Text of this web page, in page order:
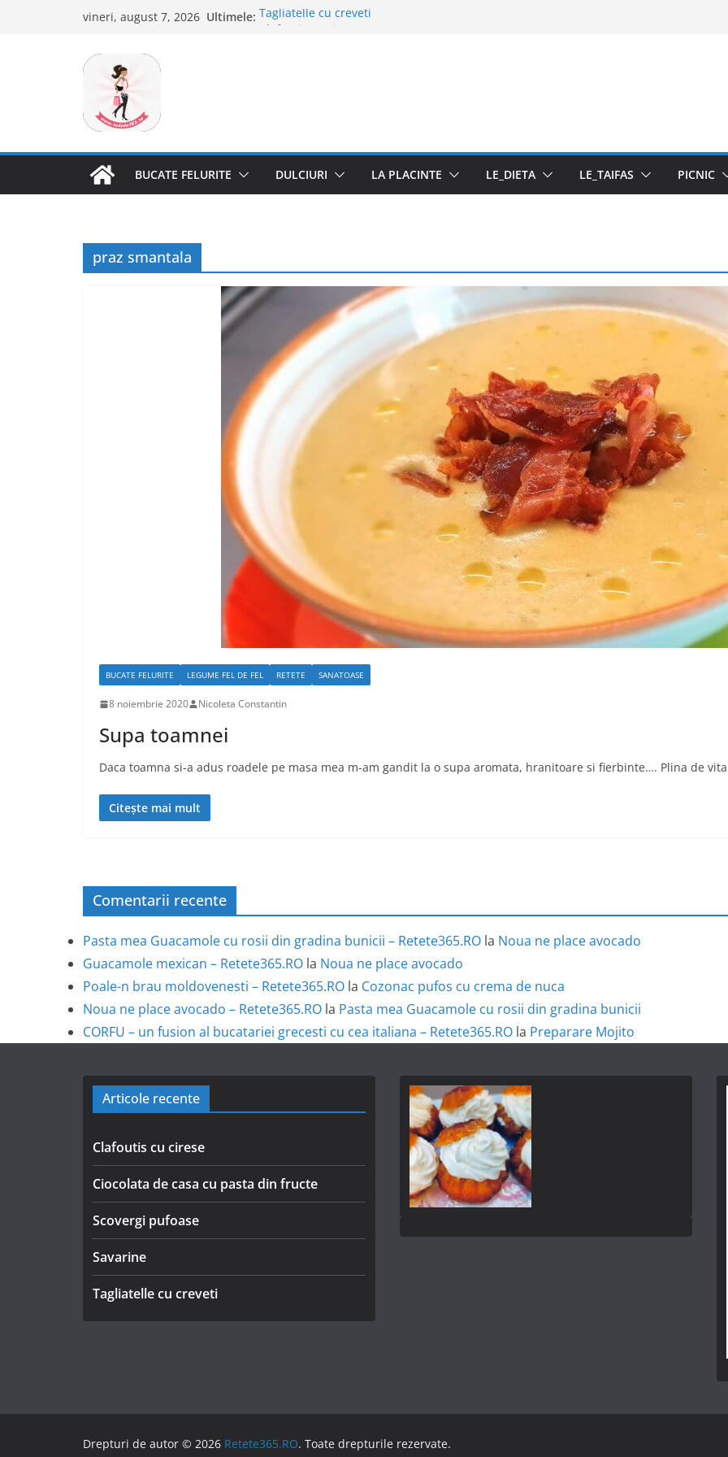
vineri, august 7, 2026 Ultimele: Tagliatelle cu creveti
BUCATE FELURITE DULCIURI LA PLACINTE LE_DIETA LE_TAIFAS PICNIC
praz smantala
BUCATE FELURITE LEGUME FEL DE FEL RETETE SANATOASE
8 noiembrie 2020 Nicoleta Constantin
Supa toamnei
Daca toamna si-a adus roadele pe masa mea m-am gandit la o supa aromata, hranitoare si fierbinte…. Plina de
Citește mai mult
Comentarii recente
Pasta mea Guacamole cu rosii din gradina bunicii – Retete365.RO la Noua ne place avocado
Guacamole mexican – Retete365.RO la Noua ne place avocado
Poale-n brau moldovenesti – Retete365.RO la Cozonac pufos cu crema de nuca
Noua ne place avocado – Retete365.RO la Pasta mea Guacamole cu rosii din gradina bunicii
CORFU – un fusion al bucatariei grecesti cu cea italiana – Retete365.RO la Preparare Mojito
Articole recente
Clafoutis cu cirese
Ciocolata de casa cu pasta din fructe
Scovergi pufoase
Savarine
Tagliatelle cu creveti
Drepturi de autor © 2026 Retete365.RO. Toate drepturile rezervate.